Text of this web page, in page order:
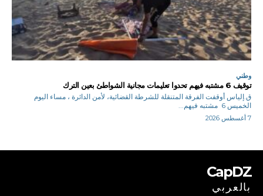
وطني
توقيف 6 مشتبه فيهم تحدوا تعليمات مجانية الشواطئ بعين الترك
ق.إلياس أوقفت الفرقة المتنقلة للشرطة القضائية، لأمن الدائرة ، مساء اليوم
الخميس 6 مشتبه فيهم...
7 أغسطس 2026
CapDZ
بالعربي